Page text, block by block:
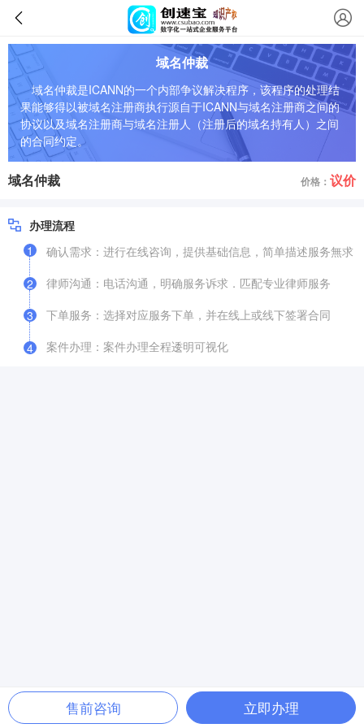
域名仲裁
域名仲裁是ICANN的一个内部争议解决程序，该程序的处理结
果能够得以被域名注册商执行源自于ICANN与域名注册商之间的
协议以及域名注册商与域名注册人（注册后的域名持有人）之间
的合同约定。
域名仲裁 价格： 议价
办理流程
1
确认需求：进行在线咨询，提供基础信息，简单描述服务無求
2
律师沟通：电话沟通，明确服务诉求．匹配专业律师服务
3
下单服务：选择对应服务下单，并在线上或线下签署合同
4 案件办理：案件办理全程逶明可视化
售前咨询 立即办理